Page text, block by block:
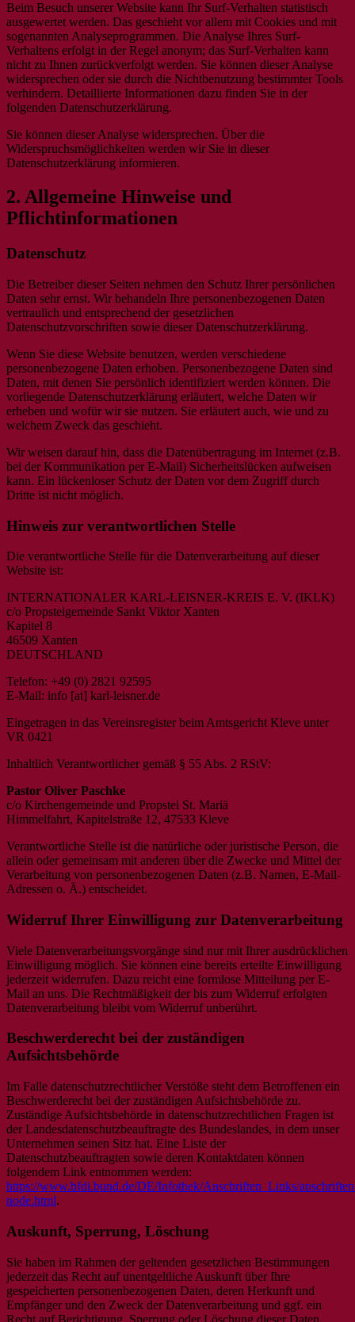
Beim Besuch unserer Website kann Ihr Surf-Verhalten statistisch
ausgewertet werden. Das geschieht vor allem mit Cookies und mit
sogenannten Analyseprogrammen. Die Analyse Ihres Surf-
Verhaltens erfolgt in der Regel anonym; das Surf-Verhalten kann
nicht zu Ihnen zurückverfolgt werden. Sie können dieser Analyse
widersprechen oder sie durch die Nichtbenutzung bestimmter Tools
verhindern. Detaillierte Informationen dazu finden Sie in der
folgenden Datenschutzerklärung.
Sie können dieser Analyse widersprechen. Über die
Widerspruchsmöglichkeiten werden wir Sie in dieser
Datenschutzerklärung informieren.
2. Allgemeine Hinweise und
Pflichtinformationen
Datenschutz
Die Betreiber dieser Seiten nehmen den Schutz Ihrer persönlichen
Daten sehr ernst. Wir behandeln Ihre personenbezogenen Daten
vertraulich und entsprechend der gesetzlichen
Datenschutzvorschriften sowie dieser Datenschutzerklärung.
Wenn Sie diese Website benutzen, werden verschiedene
personenbezogene Daten erhoben. Personenbezogene Daten sind
Daten, mit denen Sie persönlich identifiziert werden können. Die
vorliegende Datenschutzerklärung erläutert, welche Daten wir
erheben und wofür wir sie nutzen. Sie erläutert auch, wie und zu
welchem Zweck das geschieht.
Wir weisen darauf hin, dass die Datenübertragung im Internet (z.B.
bei der Kommunikation per E-Mail) Sicherheitslücken aufweisen
kann. Ein lückenloser Schutz der Daten vor dem Zugriff durch
Dritte ist nicht möglich.
Hinweis zur verantwortlichen Stelle
Die verantwortliche Stelle für die Datenverarbeitung auf dieser
Website ist:
INTERNATIONALER KARL-LEISNER-KREIS E. V. (IKLK)
c/o Propsteigemeinde Sankt Viktor Xanten
Kapitel 8
46509 Xanten
DEUTSCHLAND
Telefon: +49 (0) 2821 92595
E-Mail: info [at] karl-leisner.de
Eingetragen in das Vereinsregister beim Amtsgericht Kleve unter
VR 0421
Inhaltlich Verantwortlicher gemäß § 55 Abs. 2 RStV:
Pastor Oliver Paschke
c/o Kirchengemeinde und Propstei St. Mariä
Himmelfahrt, Kapitelstraße 12, 47533 Kleve
Verantwortliche Stelle ist die natürliche oder juristische Person, die
allein oder gemeinsam mit anderen über die Zwecke und Mittel der
Verarbeitung von personenbezogenen Daten (z.B. Namen, E-Mail-
Adressen o. Ä.) entscheidet.
Widerruf Ihrer Einwilligung zur Datenverarbeitung
Viele Datenverarbeitungsvorgänge sind nur mit Ihrer ausdrücklichen
Einwilligung möglich. Sie können eine bereits erteilte Einwilligung
jederzeit widerrufen. Dazu reicht eine formlose Mitteilung per E-
Mail an uns. Die Rechtmäßigkeit der bis zum Widerruf erfolgten
Datenverarbeitung bleibt vom Widerruf unberührt.
Beschwerderecht bei der zuständigen
Aufsichtsbehörde
Im Falle datenschutzrechtlicher Verstöße steht dem Betroffenen ein
Beschwerderecht bei der zuständigen Aufsichtsbehörde zu.
Zuständige Aufsichtsbehörde in datenschutzrechtlichen Fragen ist
der Landesdatenschutzbeauftragte des Bundeslandes, in dem unser
Unternehmen seinen Sitz hat. Eine Liste der
Datenschutzbeauftragten sowie deren Kontaktdaten können
folgendem Link entnommen werden:
https://www.bfdi.bund.de/DE/Infothek/Anschriften_Links/
node.html.
Auskunft, Sperrung, Löschung
Sie haben im Rahmen der geltenden gesetzlichen Bestimmungen
jederzeit das Recht auf unentgeltliche Auskunft über Ihre
gespeicherten personenbezogenen Daten, deren Herkunft und
Empfänger und den Zweck der Datenverarbeitung und ggf. ein
Recht auf Berichtigung, Sperrung oder Löschung dieser Daten.